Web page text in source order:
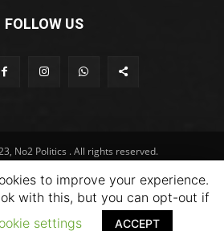
FOLLOW US
No2 Politics . All rights reserved.
to improve your experience.
with this, but you can opt-out if
settings ACCEPT